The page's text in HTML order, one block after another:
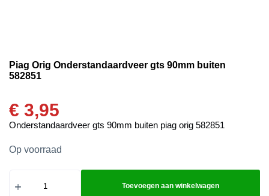
Piag Orig Onderstandaardveer gts 90mm buiten
582851
€ 3,95
Onderstandaardveer gts 90mm buiten piag orig 582851
Op voorraad
Toevoegen aan winkelwagen